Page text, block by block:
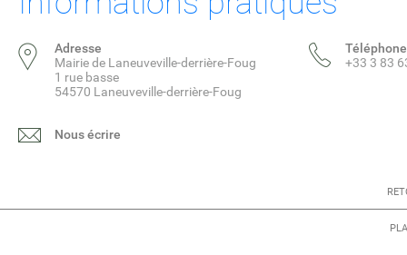
Adresse
Mairie de Laneuveville-derrière-Foug
1 rue basse
54570 Laneuveville-derrière-Foug
Nous écrire
Téléphone
+33 3 83